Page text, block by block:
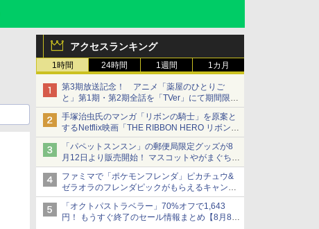
アクセスランキング
1時間 24時間 1週間 1カ月
第3期放送記念！ アニメ「薬屋のひとりご
と」第1期・第2期全話を「TVer」にて期間限定
で順次無料配信開始
手塚治虫氏のマンガ「リボンの騎士」を原案と
するNetflix映画「THE RIBBON HERO リボンヒ
ーロー」本日配信開始
「パペットスンスン」の郵便局限定グッズが8
月12日より販売開始！ マスコットやがまぐち、
レターセットなどが登場
ファミマで「ポケモンフレンダ」ピカチュウ&
ゼラオラのフレンダピックがもらえるキャンペ
ーン開催！
「オクトパストラベラー」70%オフで1,643
円！ もうすぐ終了のセール情報まとめ【8月8日